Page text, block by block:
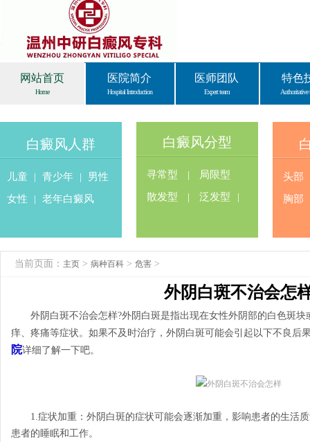
网站首页
Home
医院简介
Hospital Introduction
医师团队
Expert team
特色
Authoritative
白癜风人群
儿童 | 青少年 |
男性
女性
| 老年白癜风
白癜风分型
寻常型 |
局限型
散发型
| 泛发型 |
头部
胸部
当前页面： 主页 > 病种百科 > 危害 >
外阴白斑不治会怎
外阴白斑不治会怎样?外阴白斑是指出现在女性外阴部的白色斑块
痒、疼痛等症状。如果不及时治疗，外阴白斑可能会引起以下不良后
院详细了解一下吧。
1.症状加重：外阴白斑的症状可能会逐渐加重，影响患者的生活质
患者的睡眠和工作。